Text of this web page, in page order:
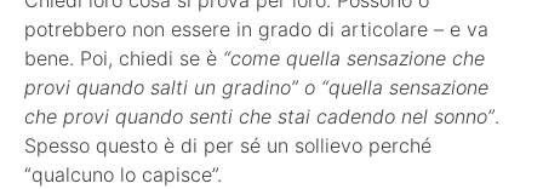
potrebbero non essere in grado di articolare – e va
bene. Poi, chiedi se è “come quella sensazione che
provi quando salti un gradino” o “quella sensazione
che provi quando senti che stai cadendo nel sonno”.
Spesso questo è di per sé un sollievo perché
“qualcuno lo capisce”.